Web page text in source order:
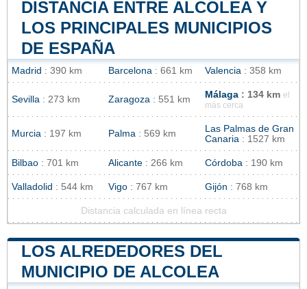
DISTANCIA ENTRE ALCOLEA Y
LOS PRINCIPALES MUNICIPIOS
DE ESPAÑA
Madrid : 390 km Barcelona : 661 km Valencia : 358 km
Sevilla : 273 km Zaragoza : 551 km Málaga : 134 km el
más cerca
Murcia : 197 km Palma : 569 km
Las Palmas de Gran
Canaria : 1527 km
Bilbao : 701 km Alicante : 266 km Córdoba : 190 km
Valladolid : 544 km Vigo : 767 km Gijón : 768 km
Distancia calculada en línea recta
LOS ALREDEDORES DEL
MUNICIPIO DE ALCOLEA